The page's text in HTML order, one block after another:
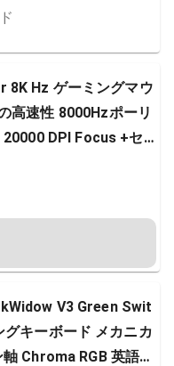
り止め 水洗い - 布製
8K Hz ゲーミングマウ
高速性 8000Hzポーリ
20000 DPI Focus +セ
柔らかい布巻ケー
ライティング 【日本
V3 Green Swit
グキーボード メカニカ
Chroma RGB 英語配